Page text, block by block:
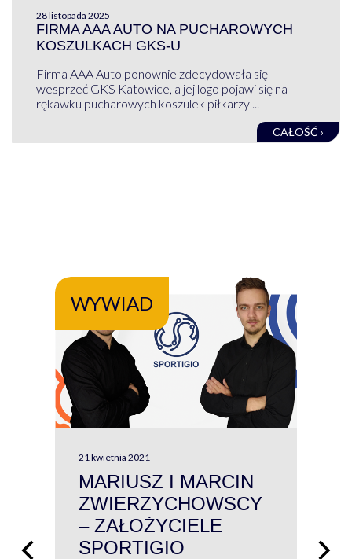
28 listopada 2025
FIRMA AAA AUTO NA PUCHAROWYCH
KOSZULKACH GKS-U
Firma AAA Auto ponownie zdecydowała się
wesprzeć GKS Katowice, a jej logo pojawi się na
rękawku pucharowych koszulek piłkarzy ...
CAŁOŚĆ ›
WYWIAD
21 kwietnia 2021
MARIUSZ I MARCIN
ZWIERZYCHOWSCY
– ZAŁOŻYCIELE
SPORTIGIO